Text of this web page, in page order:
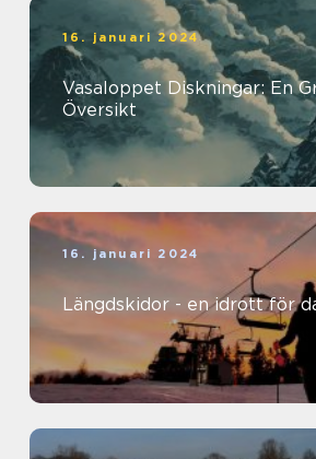
16. januari 2024
Vasaloppet Diskningar: En
Översikt
16. januari 2024
Längdskidor - en idrott för